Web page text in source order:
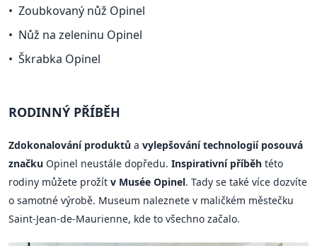
Zoubkovaný nůž Opinel
Nůž na zeleninu Opinel
Škrabka Opinel
RODINNÝ PŘÍBĚH
Zdokonalování produktů a vylepšování technologií posouvá
značku Opinel neustále dopředu. Inspirativní příběh této
rodiny můžete prožít v Musée Opinel. Tady se také více dozvíte
o samotné výrobě. Museum naleznete v maličkém městečku
Saint-Jean-de-Maurienne, kde to všechno začalo.